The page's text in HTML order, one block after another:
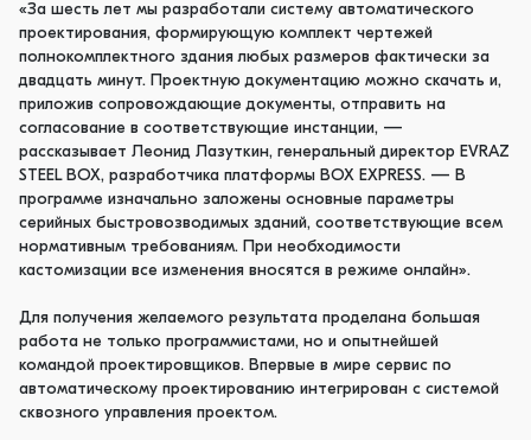
«За шесть лет мы разработали систему автоматического
проектирования, формирующую комплект чертежей
полнокомплектного здания любых размеров фактически за
двадцать минут. Проектную документацию можно скачать и,
приложив сопровождающие документы, отправить на
согласование в соответствующие инстанции, —
рассказывает Леонид Лазуткин, генеральный директор EVRAZ
STEEL BOX, разработчика платформы BOX EXPRESS. — В
программе изначально заложены основные параметры
серийных быстровозводимых зданий, соответствующие всем
нормативным требованиям. При необходимости
кастомизации все изменения вносятся в режиме онлайн».
Для получения желаемого результата проделана большая
работа не только программистами, но и опытнейшей
командой проектировщиков. Впервые в мире сервис по
автоматическому проектированию интегрирован с системой
сквозного управления проектом.